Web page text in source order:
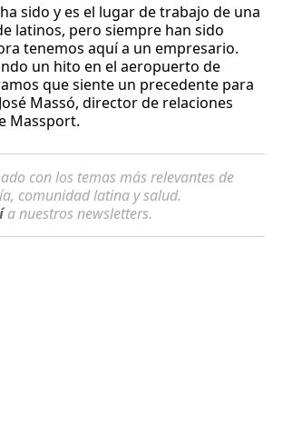
sido y es el lugar de trabajo de una
latinos, pero siempre han sido
tenemos aquí a un empresario.
un hito en el aeropuerto de
que siente un precedente para
Massó, director de relaciones
Massport.
con los temas más relevantes de
comunidad latina y salud.
a nuestros newsletters.